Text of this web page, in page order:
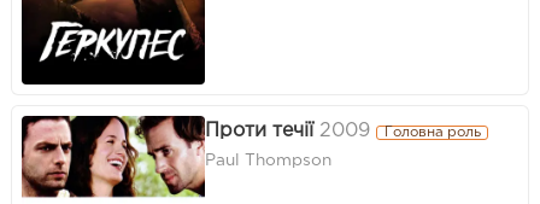
Проти течії 2009 Головна роль
Paul Thompson